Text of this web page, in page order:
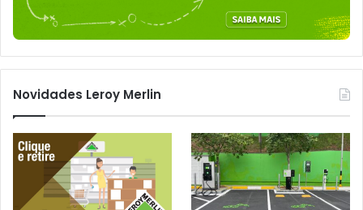
Novidades Leroy Merlin